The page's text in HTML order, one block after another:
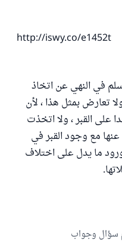
http://iswy.co/e1452t
في النهي عن اتخاذ
تعارض بمثل هذا ، لأن
على القبر ، ولا اتخذت
مع وجود القبر في
ما يدل على اختلاف
سؤال وجواب